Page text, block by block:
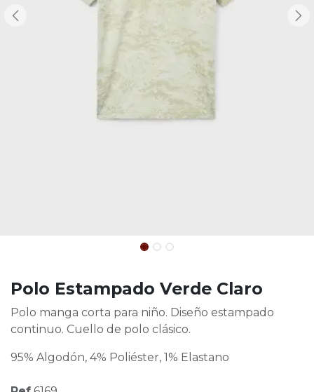
Polo Estampado Verde Claro
Polo manga corta para niño. Diseño estampado
continuo. Cuello de polo clásico.
95% Algodón, 4% Poliéster, 1% Elastano